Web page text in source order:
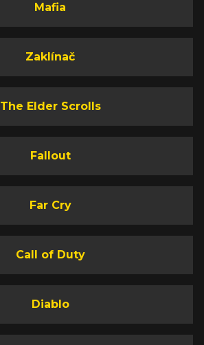
Mafia
Zaklínač
The Elder Scrolls
Fallout
Far Cry
Call of Duty
Diablo